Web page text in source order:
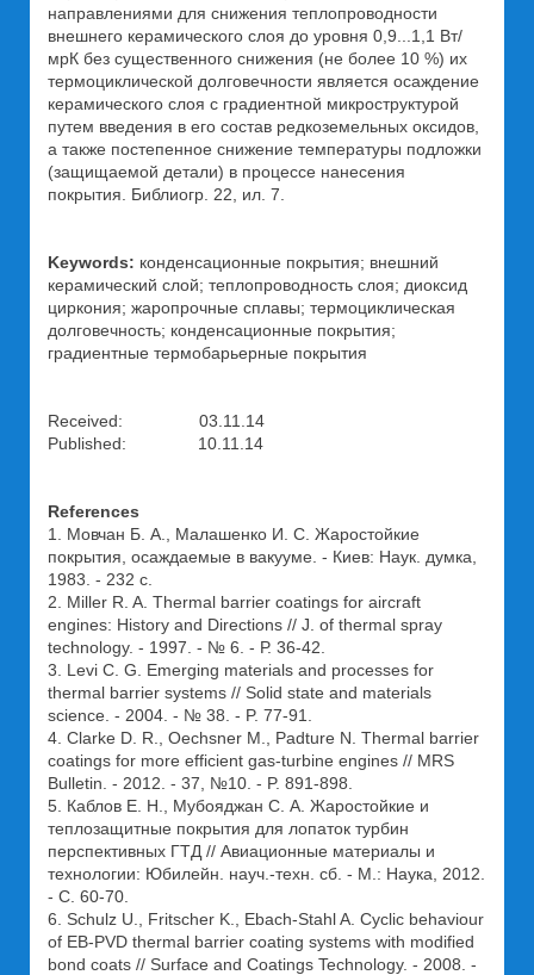
направлениями для снижения теплопроводности
внешнего керамического слоя до уровня 0,9...1,1 Вт/
мрК без существенного снижения (не более 10 %) их
термоциклической долговечности является осаждение
керамического слоя с градиентной микроструктурой
путем введения в его состав редкоземельных оксидов,
а также постепенное снижение температуры подложки
(защищаемой детали) в процессе нанесения
покрытия. Библиогр. 22, ил. 7.
Keywords: конденсационные покрытия; внешний
керамический слой; теплопроводность слоя; диоксид
циркония; жаропрочные сплавы; термоциклическая
долговечность; конденсационные покрытия;
градиентные термобарьерные покрытия
Received: 03.11.14
Published: 10.11.14
References
1. Мовчан Б. А., Малашенко И. С. Жаростойкие
покрытия, осаждаемые в вакууме. - Киев: Наук. думка,
1983. - 232 с.
2. Miller R. A. Thermal barrier coatings for aircraft
engines: History and Directions // J. of thermal spray
technology. - 1997. - № 6. - Р. 36-42.
3. Levi C. G. Emerging materials and processes for
thermal barrier systems // Solid state and materials
science. - 2004. - № 38. - P. 77-91.
4. Clarke D. R., Oechsner M., Padture N. Thermal barrier
coatings for more efficient gas-turbine engines // MRS
Bulletin. - 2012. - 37, №10. - P. 891-898.
5. Каблов Е. Н., Мубояджан С. А. Жаростойкие и
теплозащитные покрытия для лопаток турбин
перспективных ГТД // Авиационные материалы и
технологии: Юбилейн. науч.-техн. сб. - М.: Наука, 2012.
- С. 60-70.
6. Schulz U., Fritscher K., Ebach-Stahl A. Cyclic behaviour
of EB-PVD thermal barrier coating systems with modified
bond coats // Surface and Coatings Technology. - 2008. -